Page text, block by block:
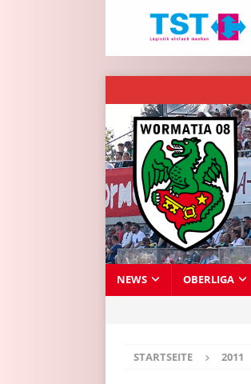
NEWS OBERLIGA
STARTSEITE 2011